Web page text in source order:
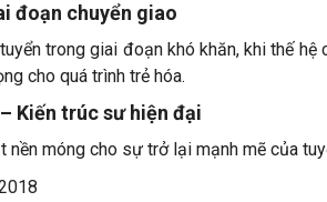
đoạn chuyển giao
trong giai đoạn khó khăn, khi thế
cho quá trình trẻ hóa.
– Kiến trúc sư hiện đại
móng cho sự trở lại mạnh mẽ của